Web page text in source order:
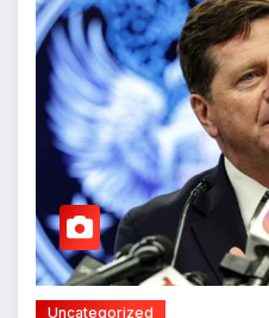
Uncategorized